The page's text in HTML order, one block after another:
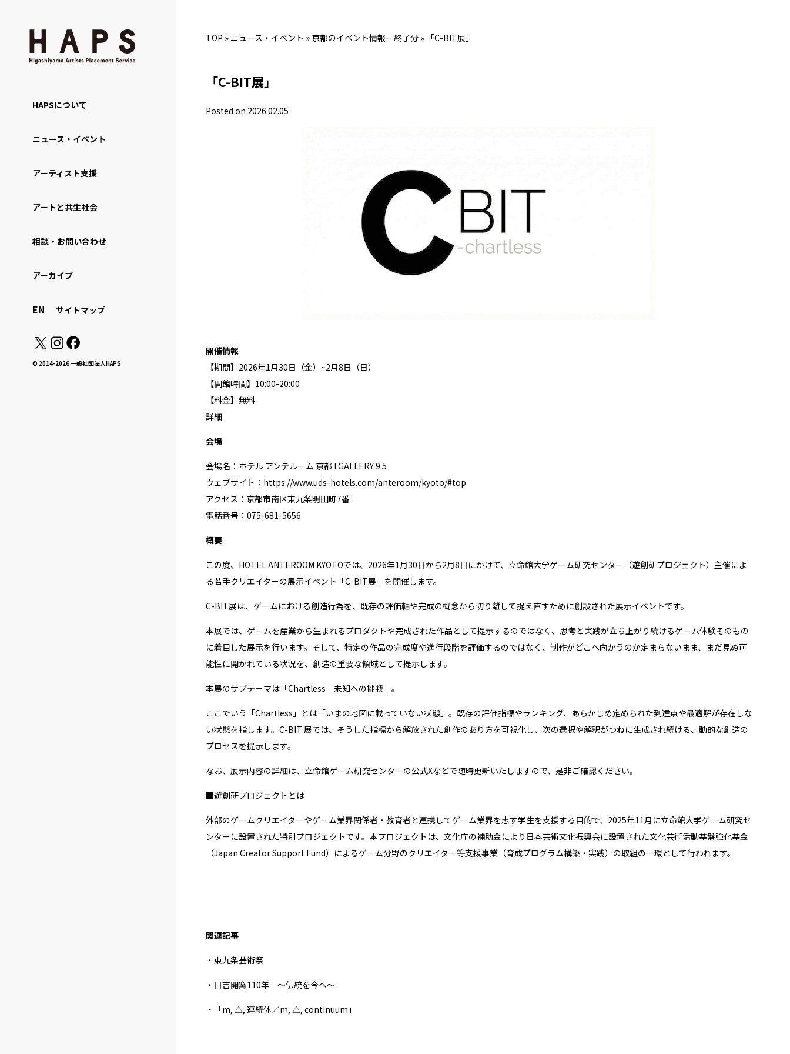
HAPSについて
ニュース・イベント
アーティスト支援
アートと共生社会
相談・お問い合わせ
アーカイブ
EN サイトマップ
© 2014-2026 一般社団法人HAPS
TOP » ニュース・イベント » 京都のイベント情報ー終了分 » 「C-BIT展」
「C-BIT展」
Posted on 2026.02.05
開催情報
【期間】2026年1月30日（金）~2月8日（日）
【開館時間】10:00-20:00
【料金】無料
詳細
会場
会場名：ホテル アンテルーム 京都 l GALLERY 9.5
ウェブサイト： https://www.uds-hotels.com/anteroom/kyoto/#top
アクセス：京都市南区東九条明田町7番
電話番号：075-681-5656
概要
この度、HOTEL ANTEROOM KYOTOでは、2026年1月30日から2月8日にかけて、立命館大学ゲーム研究センター（遊創研プロジェクト）主催によ
る若手クリエイターの展示イベント「C-BIT展」を開催します。
C-BIT展は、ゲームにおける創造行為を、既存の評価軸や完成の概念から切り離して捉え直すために創設された展示イベントです。
本展では、ゲームを産業から生まれるプロダクトや完成された作品として提示するのではなく、思考と実践が立ち上がり続けるゲーム体験そのもの
に着目した展示を行います。そして、特定の作品の完成度や進行段階を評価するのではなく、制作がどこへ向かうのか定まらないまま、まだ見ぬ可
能性に開かれている状況を、創造の重要な領域として提示します。
本展のサブテーマは「Chartless｜未知への挑戦」。
ここでいう「Chartless」とは「いまの地図に載っていない状態」。既存の評価指標やランキング、あらかじめ定められた到達点や最適解が存在しな
い状態を指します。C-BIT 展では、そうした指標から解放された創作のあり方を可視化し、次の選択や解釈がつねに生成され続ける、動的な創造の
プロセスを提示します。
なお、展示内容の詳細は、立命館ゲーム研究センターの公式Xなどで随時更新いたしますので、是非ご確認ください。
■遊創研プロジェクトとは
外部のゲームクリエイターやゲーム業界関係者・教育者と連携してゲーム業界を志す学生を支援する目的で、2025年11月に立命館大学ゲーム研究セ
ンターに設置された特別プロジェクトです。本プロジェクトは、文化庁の補助金により日本芸術文化振興会に設置された文化芸術活動基盤強化基金
（Japan Creator Support Fund）によるゲーム分野のクリエイター等支援事業（育成プログラム構築・実践）の取組の一環として行われます。
関連記事
・東九条芸術祭
・日吉開窯110年 ～伝統を今へ～
・「m, △, 連続体／m, △, continuum」